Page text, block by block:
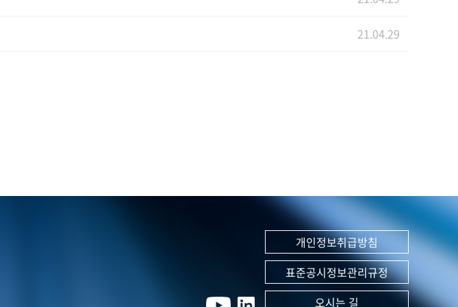
21.04.29
개인정보취급방침
표준공시정보관리규정
오시는 길